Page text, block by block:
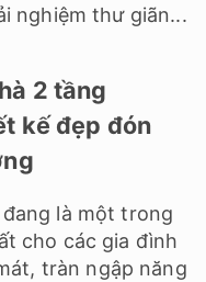
nghiệm thư giãn...
2 tầng
kế đẹp đón
là một trong
cho các gia đình
tràn ngập năng